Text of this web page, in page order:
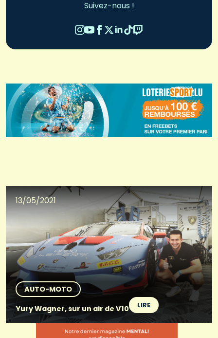
Suivez-nous !
13/05/2021
AUTO-MOTO
Yury Wagner, sur un air de V10
LIRE